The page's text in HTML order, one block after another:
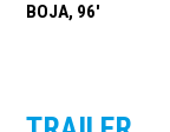
BOJA, 96'